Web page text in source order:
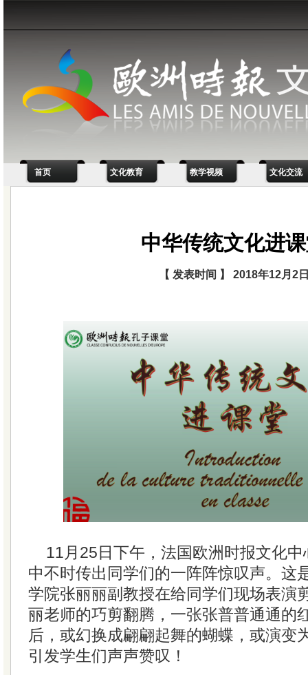
首页 文化教育 教学视频 文化交流
中华传统文化进
【 发表时间 】 2018年12月2
11月25日下午，法国欧洲时报文化
中不时传出同学们的一阵阵惊叹声。这
学院张丽丽副教授在给同学们现场表演
丽老师的巧剪翻腾，一张张普普通通的
后，或幻换成翩翩起舞的蝴蝶，或演变
引发学生们声声赞叹！